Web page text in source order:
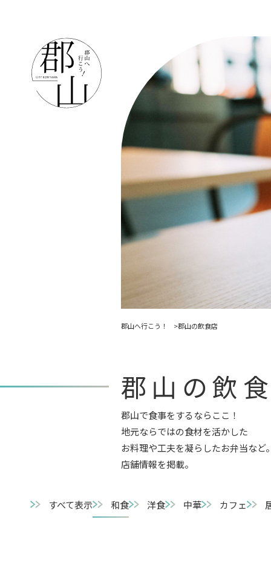
郡山へ行こう！ 郡山の飲食店
郡山の飲
郡山で食事をするならここ！
地元ならではの食材を活かした
お料理や工夫を凝らしたお弁当など
店舗情報を掲載。
すべて表示 和食 洋食 中華 カフェ